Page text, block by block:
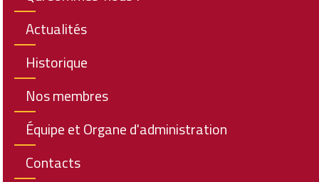
Actualités
Historique
Nos membres
Équipe et Organe d'administration
Contacts